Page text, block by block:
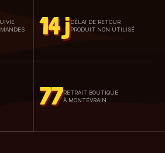
14 jDÉLAI DE RETOUR
PRODUIT NON UTILISÉ
77RETRAIT BOUTIQUE
À MONTÉVRAIN